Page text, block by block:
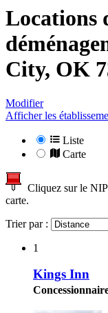
Locations
City, OK
Modifier
Afficher les
Liste
Carte
Cliquez sur le
carte.
Trier par :
1
Kings Inn